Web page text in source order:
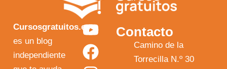
Cursosgratuitos.es
es un blog
independiente
Y
o
u
F
a
c
I
n
s
X
-
t
Contacto
Camino de la
Torrecilla N.º 30